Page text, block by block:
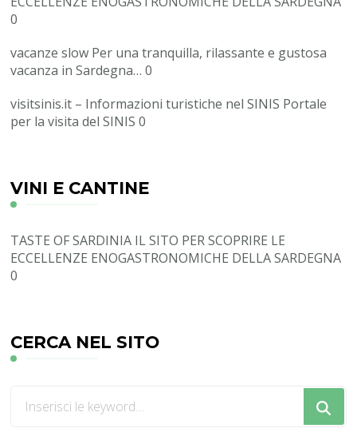
0
vacanze slow Per una tranquilla, rilassante e gustosa
vacanza in Sardegna… 0
visitsinis.it – Informazioni turistiche nel SINIS Portale
per la visita del SINIS 0
VINI E CANTINE
TASTE OF SARDINIA IL SITO PER SCOPRIRE LE
ECCELLENZE ENOGASTRONOMICHE DELLA SARDEGNA
0
CERCA NEL SITO
qualcosa?